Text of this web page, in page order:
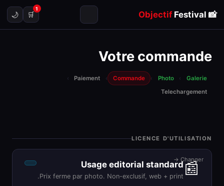
📸
ObjectifFestival
🛒
1
🌙
Votre commande
Galerie
›
Photo
›
Commande
›
Paiement
›
Telechargement
LICENCE D'UTILISATION
📰
Usage editorial standard
Prix ferme par photo. Non-exclusif, web + print.
Changer →